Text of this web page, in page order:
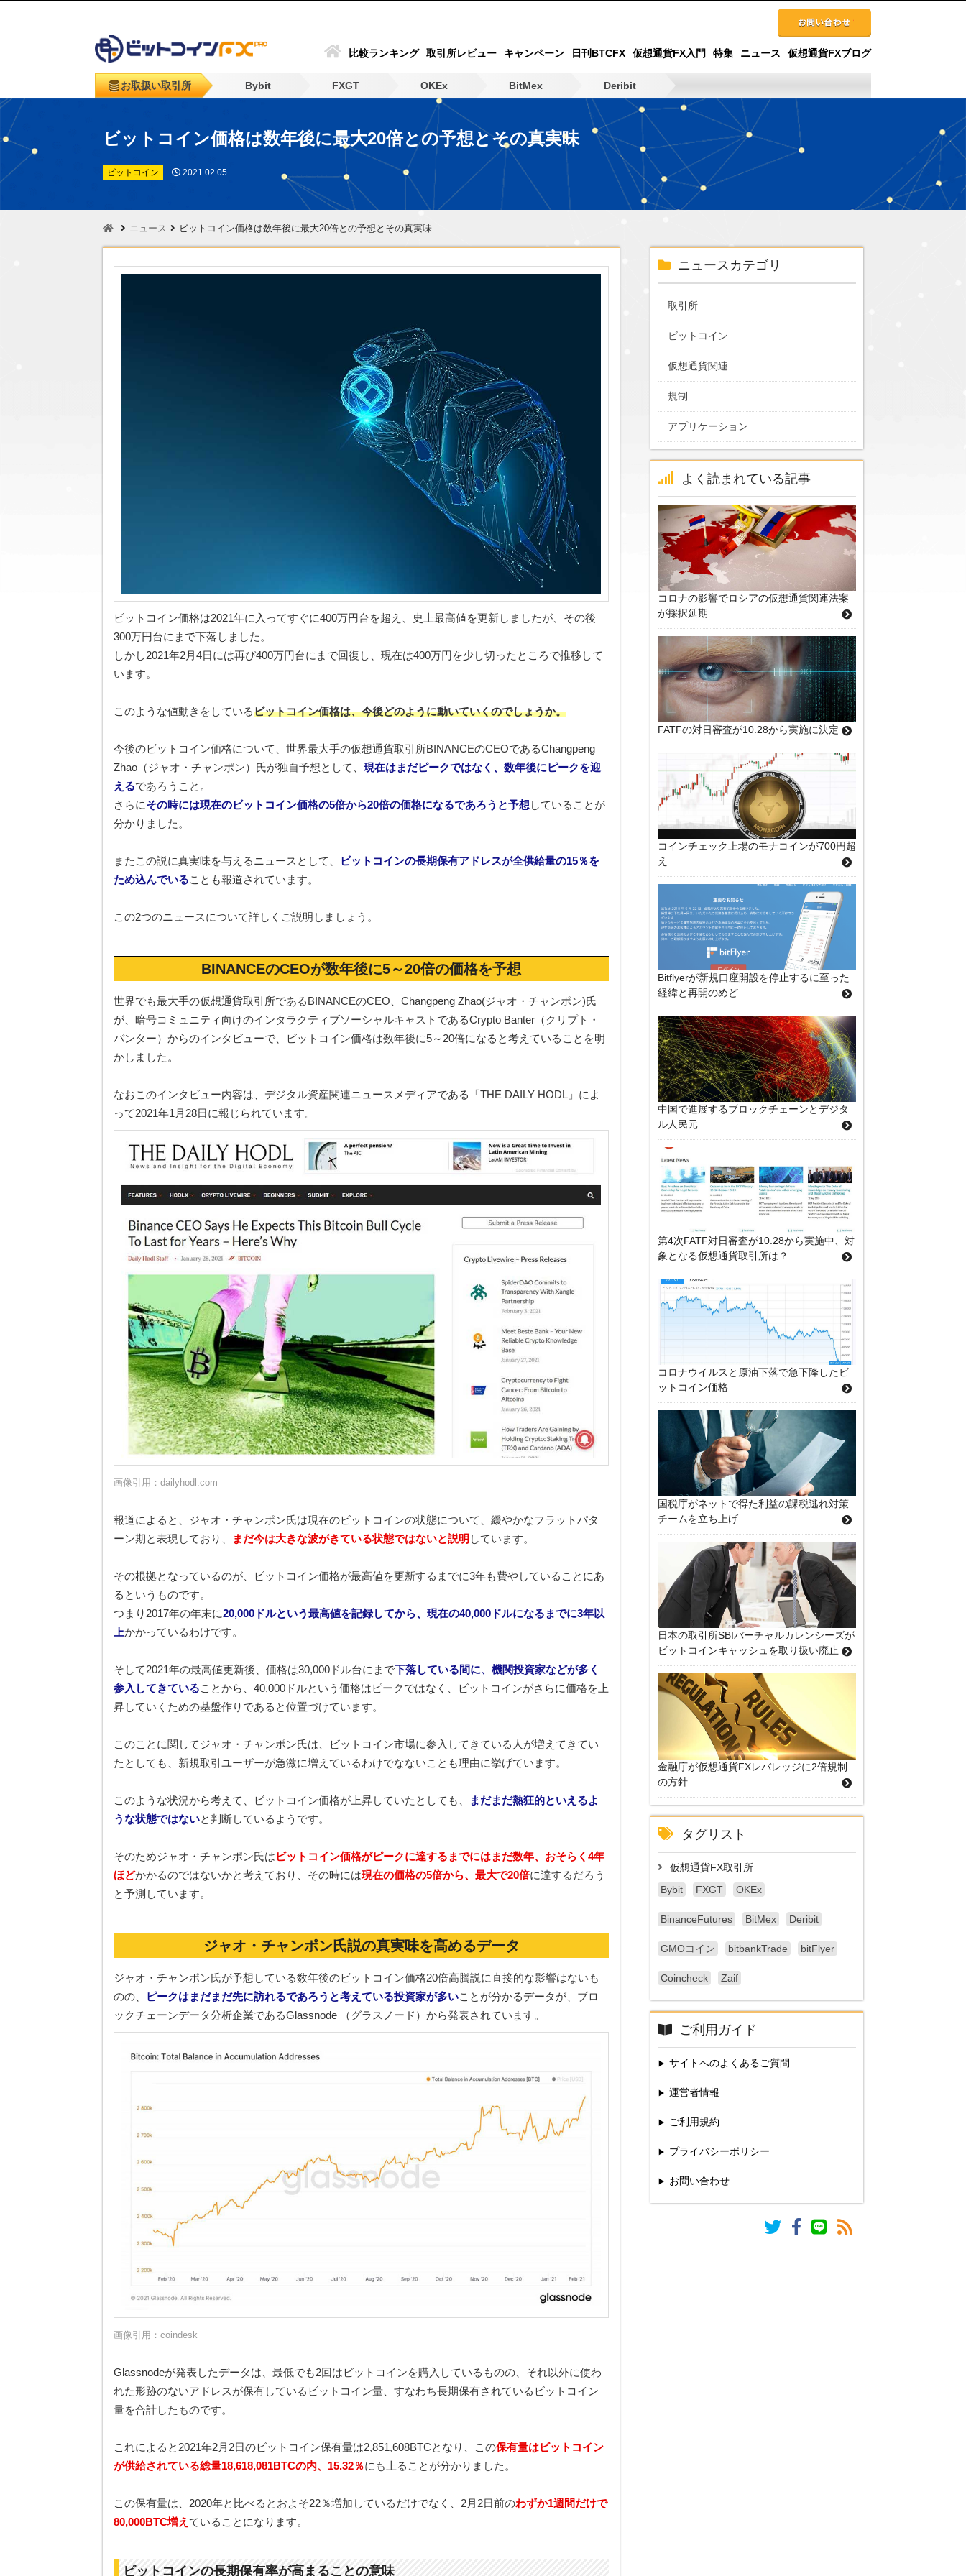
比較ランキング 取引所レビュー キャンペーン 日刊BTCFX 仮想通貨FX入門 特集 ニュース 仮想通貨FXブログ
お取扱い取引所 Bybit FXGT OKEx BitMex Deribit
ビットコイン価格は数年後に最大20倍との予想とその真実味
ビットコイン 2021.02.05.
ニュース ビットコイン価格は数年後に最大20倍との予想とその真実味
ビットコイン価格は2021年に入ってすぐに400万円台を超え、史上最高値を更新しましたが、その後
300万円台にまで下落しました。
しかし2021年2月4日には再び400万円台にまで回復し、現在は400万円を少し切ったところで推移して
います。
このような値動きをしているビットコイン価格は、今後どのように動いていくのでしょうか。
今後のビットコイン価格について、世界最大手の仮想通貨取引所BINANCEのCEOであるChangpeng
Zhao（ジャオ・チャンポン）氏が独自予想として、現在はまだピークではなく、数年後にピークを迎
えるであろうこと。
さらにその時には現在のビットコイン価格の5倍から20倍の価格になるであろうと予想 していることが
分かりました。
またこの説に真実味を与えるニュースとして、
ビットコインの長期保有アドレスが全供給量の15％を
ため込んでいることも報道されています。
この2つのニュースについて詳しくご説明しましょう。
BINANCEのCEOが数年後に5～20倍の価格を予想
世界でも最大手の仮想通貨取引所であるBINANCEのCEO、Changpeng Zhao(ジャオ・チャンポン)氏
が、暗号コミュニティ向けのインタラクティブソーシャルキャストであるCrypto Banter（クリプト・
バンター）からのインタビューで、ビットコイン価格は数年後に5～20倍になると考えていることを明
かしました。
なおこのインタビュー内容は、デジタル資産関連ニュースメディアである「THE DAILY HODL」によ
って2021年1月28日に報じられています。
画像引用：dailyhodl.com
報道によると、ジャオ・チャンポン氏は現在のビットコインの状態について、緩やかなフラットパタ
ーン期と表現しており、
まだ今は大きな波がきている状態ではないと説明 しています。
その根拠となっているのが、ビットコイン価格が最高値を更新するまでに3年も費やしていることにあ
るというものです。
つまり2017年の年末に20,000ドルという最高値を記録してから、現在の40,000ドルになるまでに3年以
上かかっているわけです。
そして2021年の最高値更新後、価格は30,000ドル台にまで下落している間に、機関投資家などが多く
参入してきていることから、40,000ドルという価格はピークではなく、ビットコインがさらに価格を上
昇していくための基盤作りであると位置づけています。
このことに関してジャオ・チャンポン氏は、ビットコイン市場に参入してきている人が増えてきてい
たとしても、新規取引ユーザーが急激に増えているわけでなないことも理由に挙げています。
このような状況から考えて、ビットコイン価格が上昇していたとしても、
まだまだ熱狂的といえるよ
うな状態ではないと判断しているようです。
そのためジャオ・チャンポン氏はビットコイン価格がピークに達するまでにはまだ数年、おそらく4年
ほどかかるのではないかと考えており、その時には現在の価格の5倍から、最大で20倍に達するだろう
と予測しています。
ジャオ・チャンポン氏説の真実味を高めるデータ
ジャオ・チャンポン氏が予想している数年後のビットコイン価格20倍高騰説に直接的な影響はないも
のの、
ピークはまだまだ先に訪れるであろうと考えている投資家が多いことが分かるデータが、ブロ
ックチェーンデータ分析企業であるGlassnode （グラスノード）から発表されています。
画像引用：coindesk
Glassnodeが発表したデータは、最低でも2回はビットコインを購入しているものの、それ以外に使わ
れた形跡のないアドレスが保有しているビットコイン量、すなわち長期保有されているビットコイン
量を合計したものです。
これによると2021年2月2日のビットコイン保有量は2,851,608BTCとなり、この保有量はビットコイン
が供給されている総量18,618,081BTCの内、15.32％にも上ることが分かりました。
この保有量は、2020年と比べるとおよそ22％増加しているだけでなく、2月2日前のわずか1週間だけで
80,000BTC増えていることになります。
ビットコインの長期保有率が高まることの意味
ニュースカテゴリ
取引所
ビットコイン
仮想通貨関連
規制
アプリケーション
よく読まれている記事
コロナの影響でロシアの仮想通貨関連法案
が採択延期
FATFの対日審査が10.28から実施に決定
コインチェック上場のモナコインが700円超
え
Bitflyerが新規口座開設を停止するに至った
経緯と再開のめど
中国で進展するブロックチェーンとデジタ
ル人民元
第4次FATF対日審査が10.28から実施中、対
象となる仮想通貨取引所は？
コロナウイルスと原油下落で急下降したビ
ットコイン価格
国税庁がネットで得た利益の課税逃れ対策
チームを立ち上げ
日本の取引所SBIバーチャルカレンシーズが
ビットコインキャッシュを取り扱い廃止
金融庁が仮想通貨FXレバレッジに2倍規制
の方針
タグリスト
仮想通貨FX取引所
Bybit
FXGT OKEx
BinanceFutures BitMex Deribit
GMOコイン bitbankTrade bitFlyer
Coincheck Zaif
ご利用ガイド
サイトへのよくあるご質問
運営者情報
ご利用規約
プライバシーポリシー
お問い合わせ